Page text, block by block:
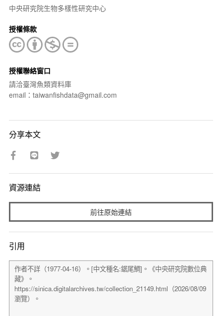
中央研究院生物多樣性研究中心
授權條款
授權聯絡窗口
請洽臺灣魚類資料庫
email：taiwanfishdata@gmail.com
分享本文
資源連結
前往原始連結
引用